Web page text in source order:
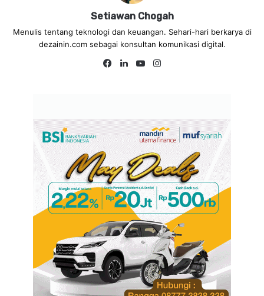
Setiawan Chogah
Menulis tentang teknologi dan keuangan. Sehari-hari berkarya di
dezainin.com sebagai konsultan komunikasi digital.
Fa
Lin
Yo